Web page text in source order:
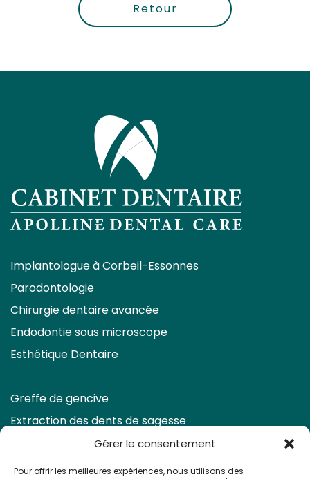
Gérer le consentement
Pour offrir les meilleures expériences, nous utilisons des
Retour
Implantologue à Corbeil-Essonnes
Parodontologie
Chirurgie dentaire avancée
Endodontie sous microscope
Esthétique Dentaire
Greffe de gencive
Extraction des dents de sagesse
Eclaircissement & Facettes
Retraitement endodontique